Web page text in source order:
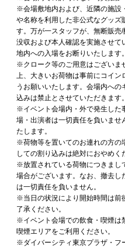
※会場敷地内および、近隣の施設
や名称を利用した非公式なグッズ
す。万が一スタッフが、無断販
没収および本人確認を実施させ
地内への入場をお断りいたします
※クローク等のご用意はございま
上、大きいお荷物は事前にコイン
うお願いいたします。会場内へ
込みは禁止とさせていただきます。
※イベント会場内・外で発生した
場・出演者は一切責任を負いま
たします。
※荷物等を置いてのお連れの方の
しての割り込みは絶対におやめく
※放置されている荷物につきまし
場合がございます。なお、撤去
は一切責任を負いません。
※当日の状況により開始時間は前
了承ください。
※イベント会場での飲食・喫煙は
喫煙エリアをご利用ください。
※ダイバーシティ東京プラザ・フ